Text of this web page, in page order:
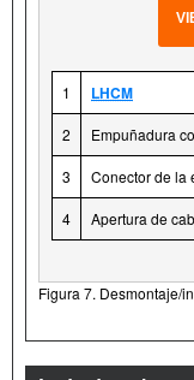
1 LHCM
2 Empuñadura
3 Conector de la
4 Apertura de
Figura 7. Desmontaje/